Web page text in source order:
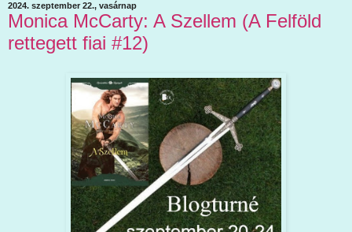
2024. szeptember 22., vasárnap
Monica McCarty: A Szellem (A Felföld
rettegett fiai #12)